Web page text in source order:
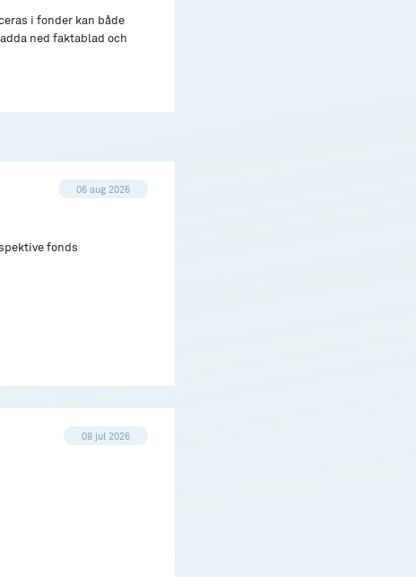
i fonder kan både
ned faktablad och
06 aug 2026
fonds
08 jul 2026